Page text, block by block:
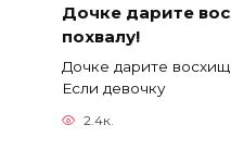
Дочке дарите
похвалу!
Дочке дарите
Если девочку
2.4к.